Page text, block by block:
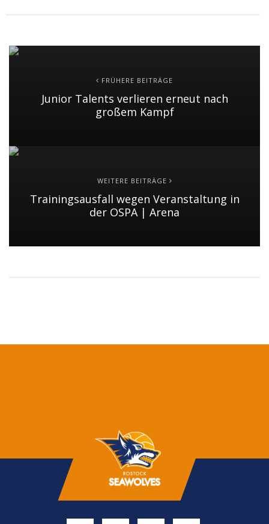
FRÜHERE BEITRÄGE
Junior Talents verlieren erneut nach
großem Kampf
WEITERE BEITRÄGE
Trainingsausfall wegen Veranstaltung in
der OSPA | Arena